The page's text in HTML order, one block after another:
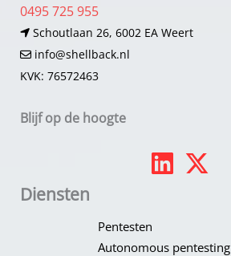
0495 725 955
Schoutlaan 26, 6002 EA Weert
info@shellback.nl
KVK: 76572463
Blijf op de hoogte
Diensten
Pentesten
Autonomous pentesting